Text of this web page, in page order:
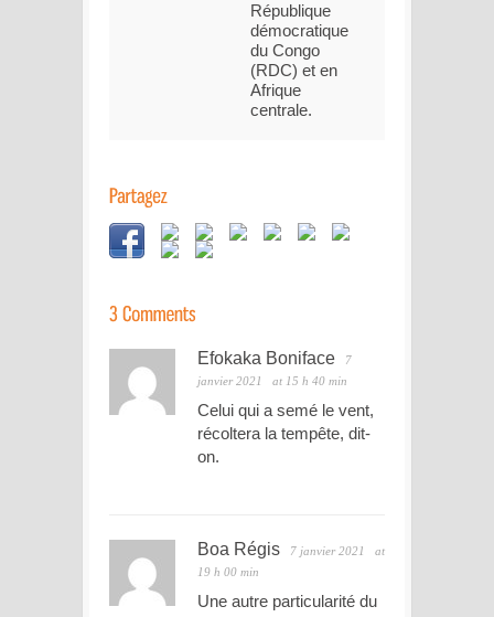
République
démocratique
du Congo
(RDC) et en
Afrique
centrale.
Efokaka Boniface
7
janvier 2021
at 15 h 40 min
Celui qui a semé le vent,
récoltera la tempête, dit-
on.
Boa Régis 7 janvier 2021
at
19 h 00 min
Une autre particularité du